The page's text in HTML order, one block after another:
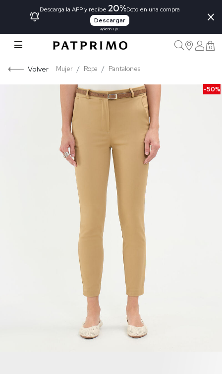
Descarga la APP y recibe 20%Dcto en una compra
Descargar
Aplican TyC
×
0
Volver Mujer Ropa Pantalones
-50%